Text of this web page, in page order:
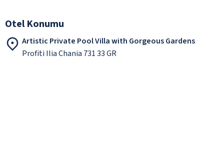
Otel Konumu
Artistic Private Pool Villa with Gorgeous Gardens
Profiti Ilia Chania 731 33 GR